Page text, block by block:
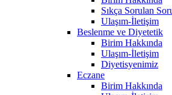
Sıkça Sorulan
Ulaşım-İletişim
Beslenme ve Diyetetik
Birim Hakkında
Ulaşım-İletişim
Diyetisyenimiz
Eczane
Birim Hakkında